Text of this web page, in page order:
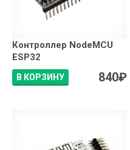
Контроллер NodeMCU
ESP32
В КОРЗИНУ 840₽